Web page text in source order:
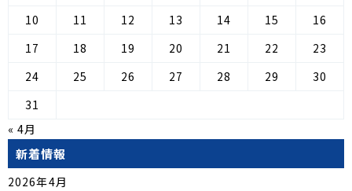
10
11 12 13 14 15
16
17
18 19 20 21 22
23
24
25 26 27 28 29
30
31
« 4月
新着情報
2026年4月